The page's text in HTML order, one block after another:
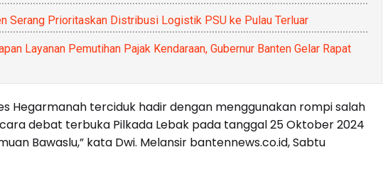
Serang Prioritaskan Distribusi Logistik PSU ke Pulau Terluar
Layanan Pemutihan Pajak Kendaraan, Gubernur Banten Gelar Rapat
Hegarmanah terciduk hadir dengan menggunakan rompi salah
debat terbuka Pilkada Lebak pada tanggal 25 Oktober 2024
Bawaslu,” kata Dwi. Melansir bantennews.co.id, Sabtu